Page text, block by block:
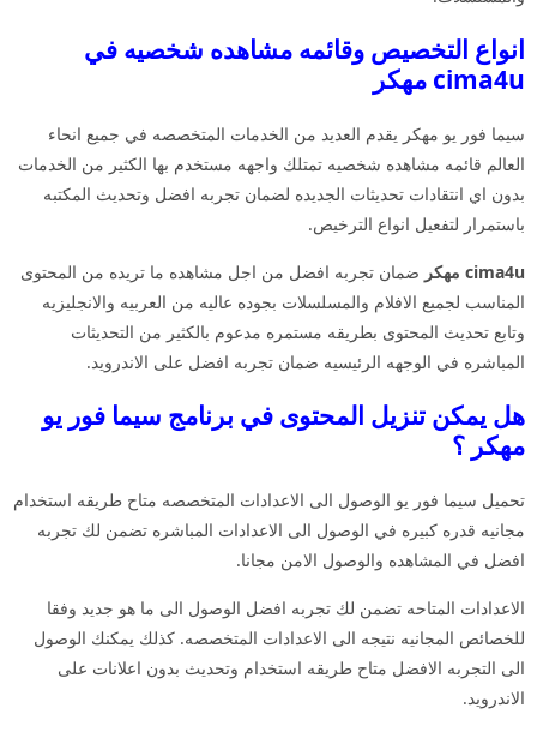
انواع التخصيص وقائمه مشاهده شخصيه في
cima4u مهكر
سيما فور يو مهكر يقدم العديد من الخدمات المتخصصه في جميع انحاء
العالم قائمه مشاهده شخصيه تمتلك واجهه مستخدم بها الكثير من الخدمات
بدون اي انتقادات تحديثات الجديده لضمان تجربه افضل وتحديث المكتبه
باستمرار لتفعيل انواع الترخيص.
cima4u مهكر
ضمان تجربه افضل من اجل مشاهده ما تريده من المحتوى
المناسب لجميع الافلام والمسلسلات بجوده عاليه من العربيه والانجليزيه
وتابع تحديث المحتوى بطريقه مستمره مدعوم بالكثير من التحديثات
المباشره في الوجهه الرئيسيه ضمان تجربه افضل على الاندرويد.
هل يمكن تنزيل المحتوى في برنامج سيما فور يو
مهكر ؟
تحميل سيما فور يو الوصول الى الاعدادات المتخصصه متاح طريقه استخدام
مجانيه قدره كبيره في الوصول الى الاعدادات المباشره تضمن لك تجربه
افضل في المشاهده والوصول الامن مجانا.
الاعدادات المتاحه تضمن لك تجربه افضل الوصول الى ما هو جديد وفقا
للخصائص المجانيه نتيجه الى الاعدادات المتخصصه. كذلك يمكنك الوصول
الى التجربه الافضل متاح طريقه استخدام وتحديث بدون اعلانات على
الاندرويد.